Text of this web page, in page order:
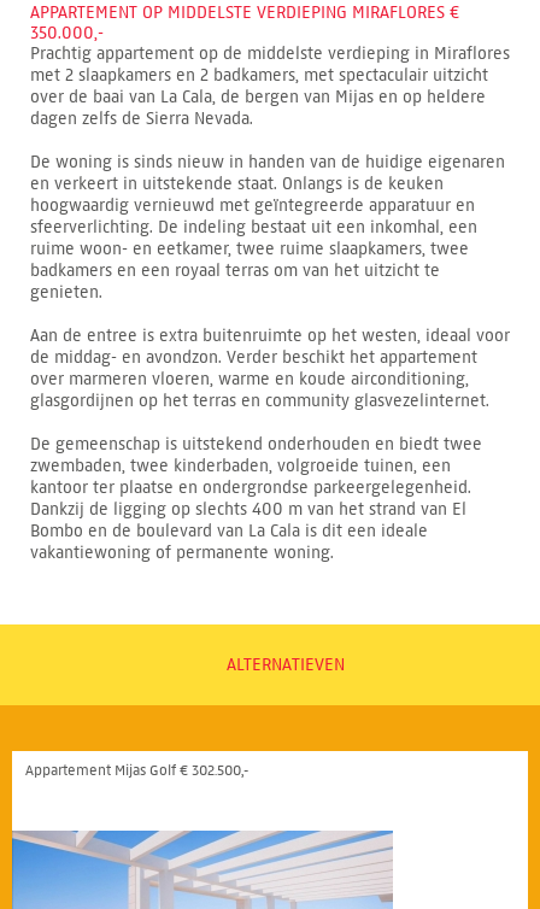
APPARTEMENT OP MIDDELSTE VERDIEPING MIRAFLORES €
350.000,-
Prachtig appartement op de middelste verdieping in Miraflores
met 2 slaapkamers en 2 badkamers, met spectaculair uitzicht
over de baai van La Cala, de bergen van Mijas en op heldere
dagen zelfs de Sierra Nevada.
De woning is sinds nieuw in handen van de huidige eigenaren
en verkeert in uitstekende staat. Onlangs is de keuken
hoogwaardig vernieuwd met geïntegreerde apparatuur en
sfeerverlichting. De indeling bestaat uit een inkomhal, een
ruime woon- en eetkamer, twee ruime slaapkamers, twee
badkamers en een royaal terras om van het uitzicht te
genieten.
Aan de entree is extra buitenruimte op het westen, ideaal voor
de middag- en avondzon. Verder beschikt het appartement
over marmeren vloeren, warme en koude airconditioning,
glasgordijnen op het terras en community glasvezelinternet.
De gemeenschap is uitstekend onderhouden en biedt twee
zwembaden, twee kinderbaden, volgroeide tuinen, een
kantoor ter plaatse en ondergrondse parkeergelegenheid.
Dankzij de ligging op slechts 400 m van het strand van El
Bombo en de boulevard van La Cala is dit een ideale
vakantiewoning of permanente woning.
ALTERNATIEVEN
Appartement Mijas Golf € 302.500,-